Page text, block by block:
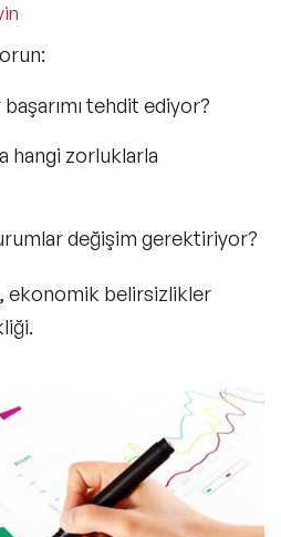
tehdit ediyor?
hangi zorluklarla
değişim gerektiriyor?
ekonomik belirsizlikler